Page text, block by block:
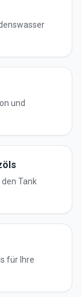
und
Tank
für Ihre